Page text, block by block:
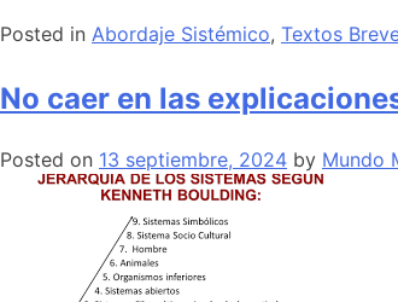
Posted in Abordaje Sistémico, Textos
No caer en las
Posted on 13 septiembre, 2024 by Mundo